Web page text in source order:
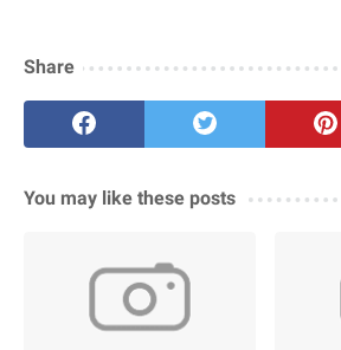
Share
You may like these posts